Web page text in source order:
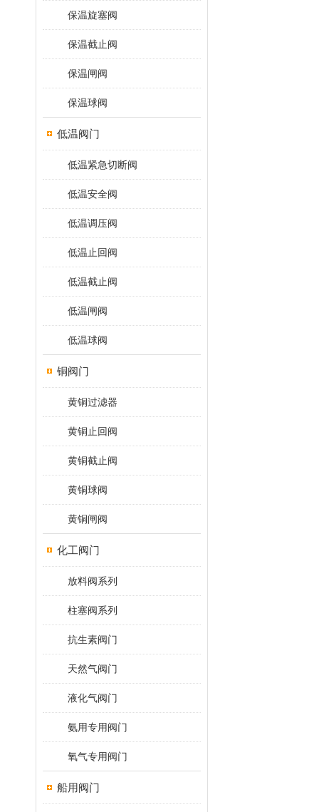
保温旋塞阀
保温截止阀
保温闸阀
保温球阀
低温阀门
低温紧急切断阀
低温安全阀
低温调压阀
低温止回阀
低温截止阀
低温闸阀
低温球阀
铜阀门
黄铜过滤器
黄铜止回阀
黄铜截止阀
黄铜球阀
黄铜闸阀
化工阀门
放料阀系列
柱塞阀系列
抗生素阀门
天然气阀门
液化气阀门
氨用专用阀门
氧气专用阀门
船用阀门